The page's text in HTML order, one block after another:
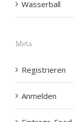
Anmelden
Eintrags-Feed